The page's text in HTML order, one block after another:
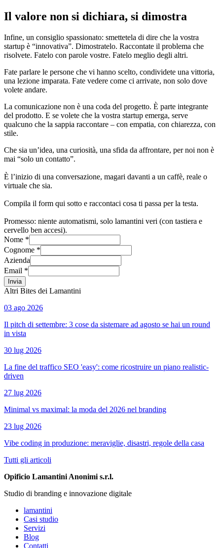
Il valore non si dichiara, si dimostra
Infine, un consiglio spassionato: smettetela di dire che la vostra
startup è “innovativa”. Dimostratelo. Raccontate il problema che
risolvete. Fatelo con parole vostre. Fatelo meglio degli altri.
Fate parlare le persone che vi hanno scelto, condividete una vittoria,
una lezione imparata. Fate vedere come ci arrivate, non solo dove
volete andare.
La comunicazione non è una coda del progetto. È parte integrante
del prodotto. E se volete che la vostra startup emerga, serve
qualcuno che la sappia raccontare – con empatia, con chiarezza, con
stile.
Che sia un’idea, una curiosità, una sfida da affrontare, per noi non è
mai “solo un contatto”.
È l’inizio di una conversazione, magari davanti a un caffè, reale o
virtuale che sia.
Compila il form qui sotto e raccontaci cosa ti passa per la testa.
Promesso: niente automatismi, solo lamantini veri (con tastiera e
cervello ben accesi).
Nome *
Cognome *
Azienda
Email *
Invia
Altri Bites dei Lamantini
03 ago 2026
Il pitch di settembre: 3 cose da sistemare ad agosto se hai un round
in vista
30 lug 2026
La fine del traffico SEO 'easy': come ricostruire un piano realistic-
driven
27 lug 2026
Minimal vs maximal: la moda del 2026 nel branding
23 lug 2026
Vibe coding in produzione: meraviglie, disastri, regole della casa
Tutti gli articoli
Opificio Lamantini Anonimi s.r.l.
Studio di branding e innovazione digitale
lamantini
Casi studio
Servizi
Blog
Contatti